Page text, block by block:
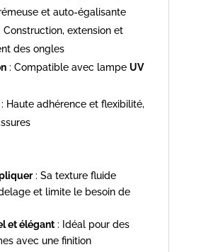
et auto-égalisante
extension et
des ongles
: Compatible avec lampe UV
Haute adhérence et flexibilité,
: Sa texture fluide
et limite le besoin de
et élégant: Idéal pour des
avec une finition